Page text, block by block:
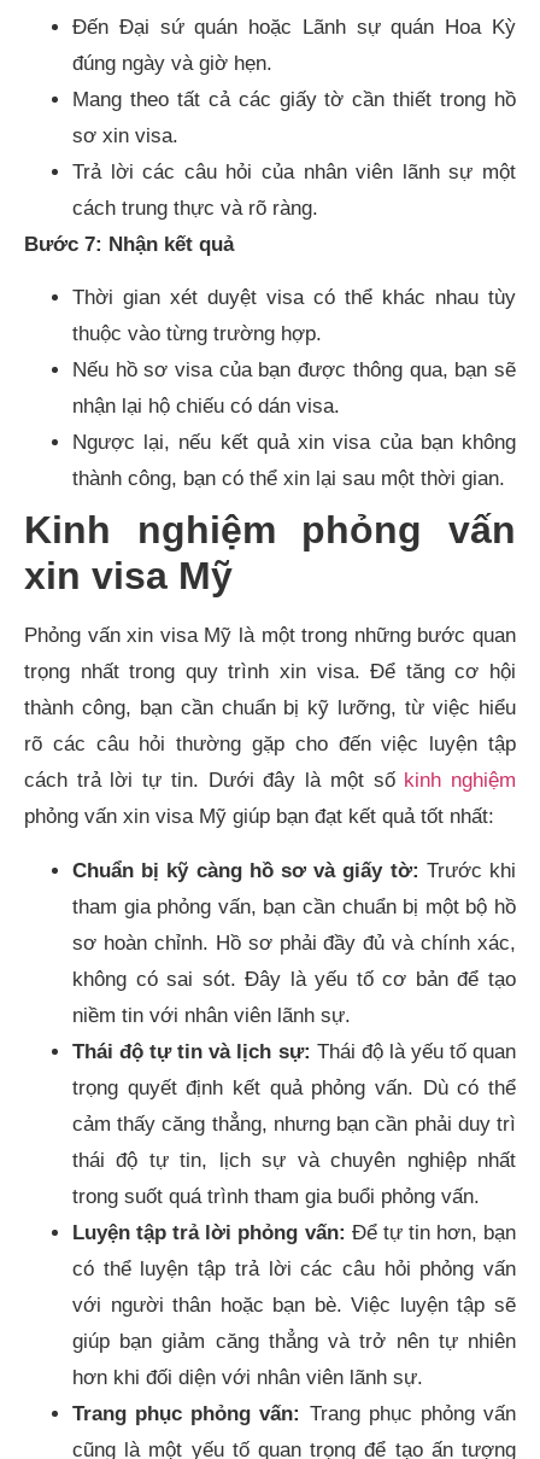
Đến Đại sứ quán hoặc Lãnh sự quán Hoa Kỳ
đúng ngày và giờ hẹn.
Mang theo tất cả các giấy tờ cần thiết trong hồ
sơ xin visa.
Trả lời các câu hỏi của nhân viên lãnh sự một
cách trung thực và rõ ràng.
Bước 7: Nhận kết quả
Thời gian xét duyệt visa có thể khác nhau tùy
thuộc vào từng trường hợp.
Nếu hồ sơ visa của bạn được thông qua, bạn sẽ
nhận lại hộ chiếu có dán visa.
Ngược lại, nếu kết quả xin visa của bạn không
thành công, bạn có thể xin lại sau một thời gian.
Kinh nghiệm phỏng vấn
xin visa Mỹ
Phỏng vấn xin visa Mỹ là một trong những bước quan
trọng nhất trong quy trình xin visa. Để tăng cơ hội
thành công, bạn cần chuẩn bị kỹ lưỡng, từ việc hiểu
rõ các câu hỏi thường gặp cho đến việc luyện tập
cách trả lời tự tin. Dưới đây là một số kinh nghiệm
phỏng vấn xin visa Mỹ giúp bạn đạt kết quả tốt nhất:
Chuẩn bị kỹ càng hồ sơ và giấy tờ: Trước khi
tham gia phỏng vấn, bạn cần chuẩn bị một bộ hồ
sơ hoàn chỉnh. Hồ sơ phải đầy đủ và chính xác,
không có sai sót. Đây là yếu tố cơ bản để tạo
niềm tin với nhân viên lãnh sự.
Thái độ tự tin và lịch sự: Thái độ là yếu tố quan
trọng quyết định kết quả phỏng vấn. Dù có thể
cảm thấy căng thẳng, nhưng bạn cần phải duy trì
thái độ tự tin, lịch sự và chuyên nghiệp nhất
trong suốt quá trình tham gia buổi phỏng vấn.
Luyện tập trả lời phỏng vấn: Để tự tin hơn, bạn
có thể luyện tập trả lời các câu hỏi phỏng vấn
với người thân hoặc bạn bè. Việc luyện tập sẽ
giúp bạn giảm căng thẳng và trở nên tự nhiên
hơn khi đối diện với nhân viên lãnh sự.
Trang phục phỏng vấn: Trang phục phỏng vấn
cũng là một yếu tố quan trọng để tạo ấn tượng